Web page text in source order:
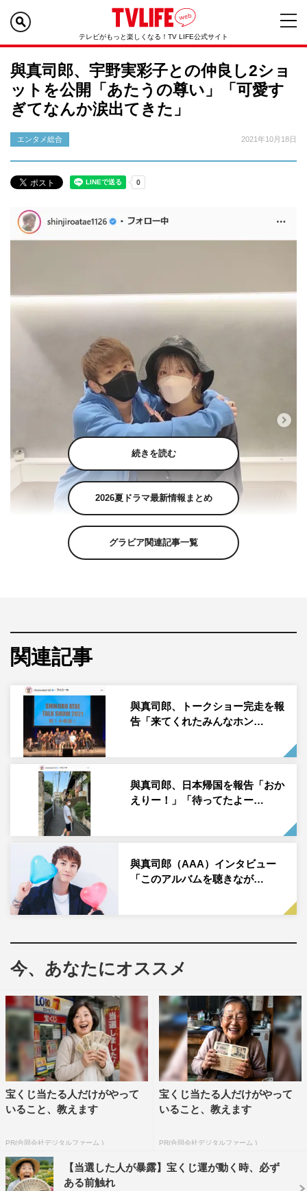
テレビがもっと楽しくなる！TV LIFE公式サイト
與真司郎、宇野実彩子との仲良し2ショ
ットを公開「あたうの尊い」「可愛す
ぎてなんか涙出てきた」
エンタメ総合 2021年10月18日
與真司郎が10月17日（日）に自身のInstagramを更新し、
写真を公開した。
與は「ソロアリーナツアー横浜公演に、My sisterが来てく
れたよー みさこが見てくれてたから、MC中にいろんな
感情が爆発しちゃいました。。。笑 みさぴーやと久しぶ
りのツーショット 嬉しくてハグしてもうた。笑 みちゃ
ショットを投稿した。
この投稿にフォロワーからは「あたうの なんかもう泣け
てきます」「あたうのやばい すき」「可愛すぎてなんか
涙出てきた あたうの尊い。」「あたうのみれて嬉しいで
す」「この2人なら全然大歓迎です」「ぐぁぁああぁ
あ！！！！！あたうの最高すぎる aオタのオタシスで
す！！！！！」などのコメントが寄せられている。
https://www.instagram.com/shinjiroatae1126/
続きを読む
2026夏ドラマ最新情報まとめ
グラビア関連記事一覧
宇野実彩子 與真司郎
関連記事
與真司郎、トークショー完走を報
告「来てくれたみんなホン…
與真司郎、日本帰国を報告「おか
えりー！」「待ってたよー…
與真司郎（AAA）インタビュー
「このアルバムを聴きなが…
今、あなたにオススメ
宝くじ当たる人だけがやって
いること、教えます
PR(合同会社デジタルファーム )
宝くじ当たる人だけがやって
いること、教えます
PR(合同会社デジタルファーム )
【当選した人が暴露】宝くじ運が動く時、必ず
ある前触れ